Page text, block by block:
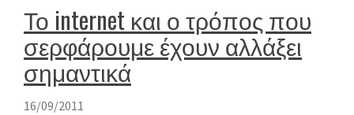
Το internet και ο τρόπος που
σερφάρουμε έχουν αλλάξει
σημαντικά
16/09/2011